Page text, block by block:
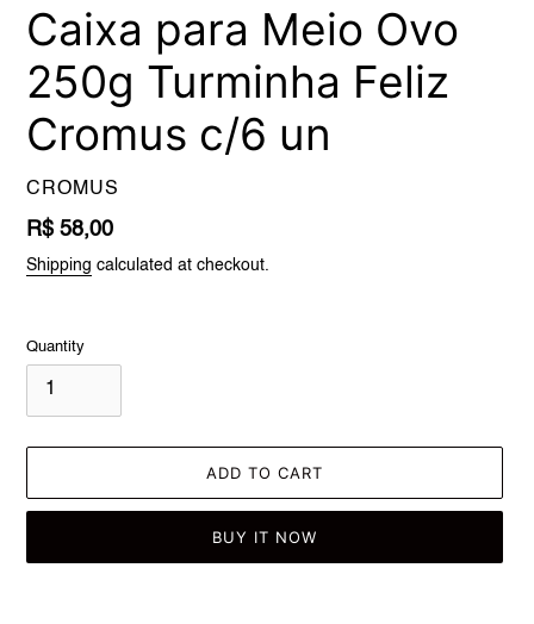
Caixa para Meio Ovo
250g Turminha Feliz
Cromus c/6 un
VENDOR
CROMUS
Regular
price
R$ 58,00
Shipping calculated at checkout.
Quantity
ADD TO CART
BUY IT NOW